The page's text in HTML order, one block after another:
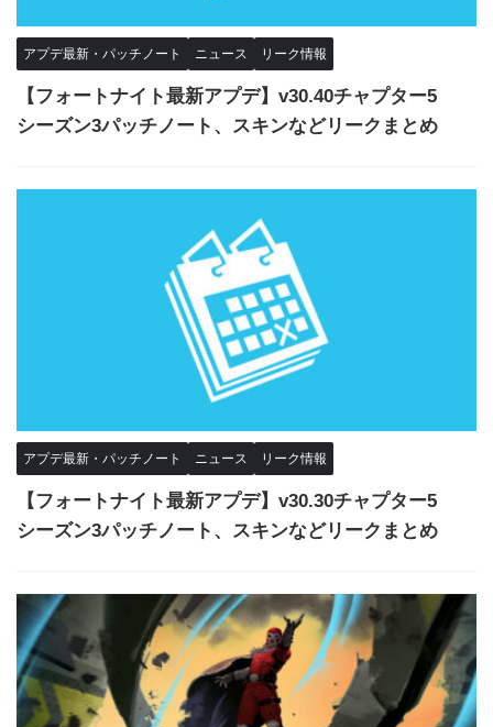
アプデ最新・パッチノート ニュース リーク情報
【フォートナイト最新アプデ】v30.40チャプター5
シーズン3パッチノート、スキンなどリークまとめ
アプデ最新・パッチノート ニュース リーク情報
【フォートナイト最新アプデ】v30.30チャプター5
シーズン3パッチノート、スキンなどリークまとめ